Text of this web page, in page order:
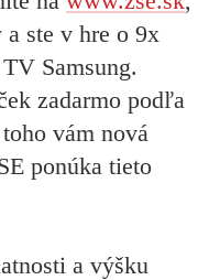
ste v hre o 9x
Samsung.
zadarmo podľa
vám nová
ponúka tieto
a výšku